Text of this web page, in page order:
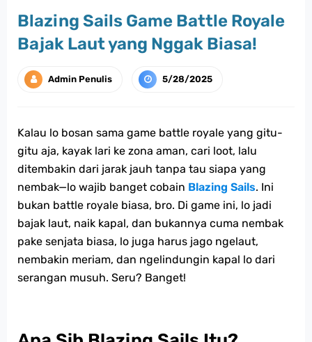
Blazing Sails Game Battle Royale
Bajak Laut yang Nggak Biasa!
Admin Penulis 5/28/2025
Kalau lo bosan sama game battle royale yang gitu-
gitu aja, kayak lari ke zona aman, cari loot, lalu
ditembakin dari jarak jauh tanpa tau siapa yang
nembak—lo wajib banget cobain Blazing Sails. Ini
bukan battle royale biasa, bro. Di game ini, lo jadi
bajak laut, naik kapal, dan bukannya cuma nembak
pake senjata biasa, lo juga harus jago ngelaut,
nembakin meriam, dan ngelindungin kapal lo dari
serangan musuh. Seru? Banget!